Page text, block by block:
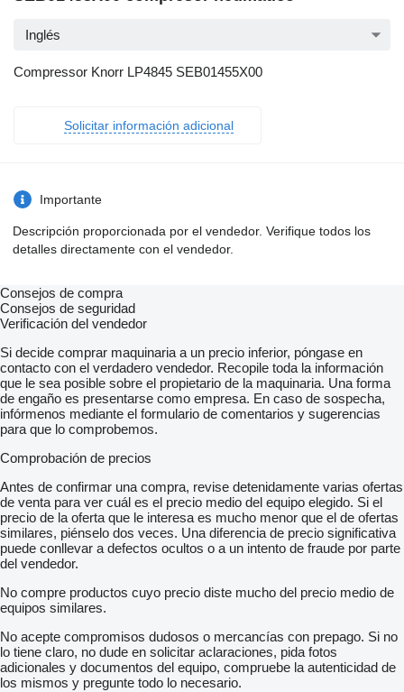
Inglés
Compressor Knorr LP4845 SEB01455X00
Solicitar información adicional
Importante
Descripción proporcionada por el vendedor. Verifique todos los
detalles directamente con el vendedor.
Consejos de compra
Consejos de seguridad
Verificación del vendedor
Si decide comprar maquinaria a un precio inferior, póngase en
contacto con el verdadero vendedor. Recopile toda la información
que le sea posible sobre el propietario de la maquinaria. Una forma
de engaño es presentarse como empresa. En caso de sospecha,
infórmenos mediante el formulario de comentarios y sugerencias
para que lo comprobemos.
Comprobación de precios
Antes de confirmar una compra, revise detenidamente varias ofertas
de venta para ver cuál es el precio medio del equipo elegido. Si el
precio de la oferta que le interesa es mucho menor que el de ofertas
similares, piénselo dos veces. Una diferencia de precio significativa
puede conllevar a defectos ocultos o a un intento de fraude por parte
del vendedor.
No compre productos cuyo precio diste mucho del precio medio de
equipos similares.
No acepte compromisos dudosos o mercancías con prepago. Si no
lo tiene claro, no dude en solicitar aclaraciones, pida fotos
adicionales y documentos del equipo, compruebe la autenticidad de
los mismos y pregunte todo lo necesario.